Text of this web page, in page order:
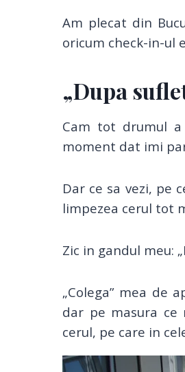
Am plecat din
oricum check-in-ul
„Dupa
Cam tot drumul
moment dat imi
Dar ce sa vezi, pe
limpezea cerul tot
Zic in gandul meu:
„Colega” mea de
dar pe masura
cerul, pe care in